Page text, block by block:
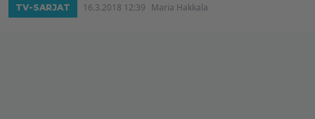
TV-SARJAT 16.3.2018 12:39 Maria Hakkala